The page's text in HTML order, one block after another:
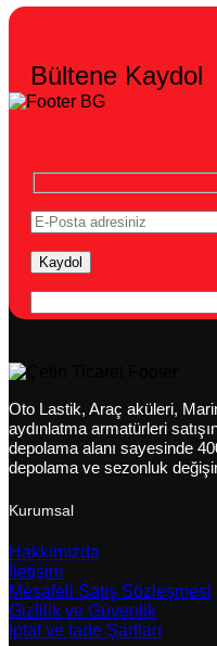
Bültene Kaydol
Oto Lastik, Araç aküleri,
aydınlatma armatürleri
depolama alanı sayesinde
depolama ve sezonluk
Kurumsal
Hakkımızda
İletişim
Mesafeli Satış Sözleşmesi
Gizlilik ve Güvenlik
İptal ve İade Şartları